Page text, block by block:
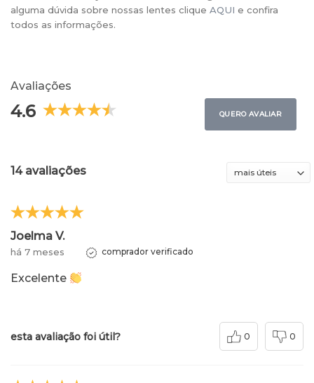
alguma dúvida sobre nossas lentes clique AQUI e confira
todos as informações.
Avaliações
4.6 QUERO AVALIAR
14 avaliações
Joelma V.
há 7 meses comprador verificado
Excelente
esta avaliação foi útil? 0 0